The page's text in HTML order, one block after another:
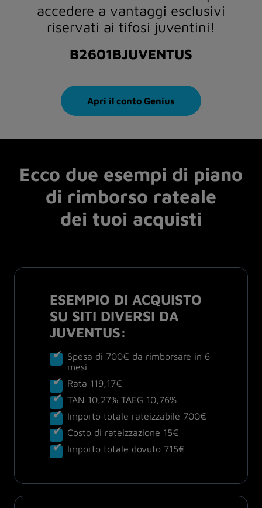
accedere a vantaggi esclusivi
riservati ai tifosi juventini!
B2601BJUVENTUS
Apri il conto Genius
Ecco due esempi di piano
di rimborso rateale
dei tuoi acquisti
ESEMPIO DI ACQUISTO
SU SITI DIVERSI DA
JUVENTUS:
Spesa di 700€ da rimborsare in 6
mesi
Rata 119,17€
TAN 10,27% TAEG 10,76%
Importo totale rateizzabile 700€
Costo di rateizzazione 15€
Importo totale dovuto 715€